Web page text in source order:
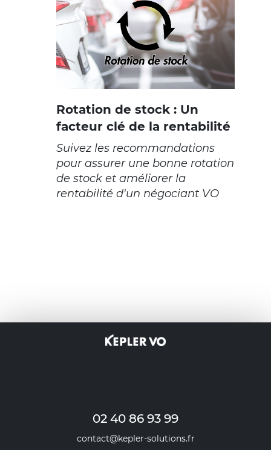
Rotation de stock : Un
facteur clé de la rentabilité
Suivez les recommandations
pour assurer une bonne rotation
de stock et améliorer la
rentabilité d'un négociant VO
02 40 86 93 99
contact@kepler-solutions.fr